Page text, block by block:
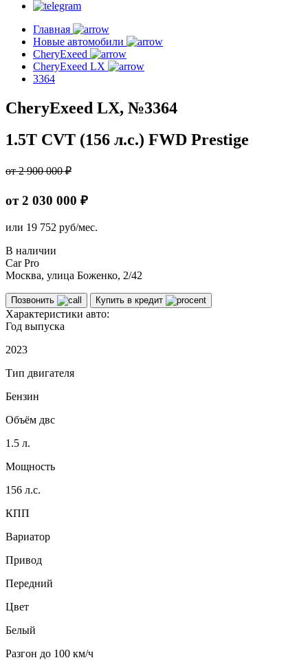
Главная
Новые автомобили
CheryExeed
CheryExeed LX
3364
CheryExeed LX, №3364
1.5T CVT (156 л.с.) FWD Prestige
от 2 900 000 ₽
от 2 030 000 ₽
или 19 752 руб/мес.
В наличии
Car Pro
Москва, улица Боженко, 2/42
Позвонить Купить в кредит
Характеристики авто:
Год выпуска
2023
Тип двигателя
Бензин
Объём двс
1.5 л.
Мощность
156 л.с.
КПП
Вариатор
Привод
Передний
Цвет
Белый
Разгон до 100 км/ч